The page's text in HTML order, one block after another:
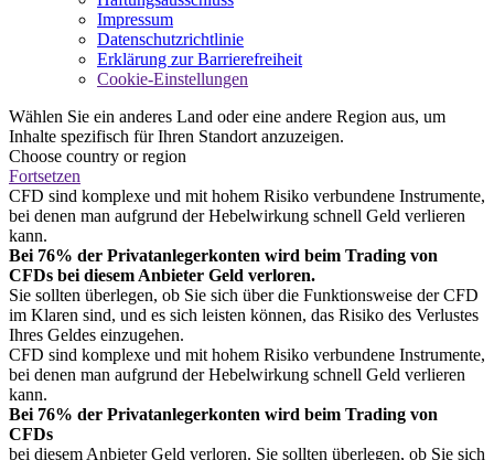
Impressum
Datenschutzrichtlinie
Erklärung zur Barrierefreiheit
Cookie-Einstellungen
Wählen Sie ein anderes Land oder eine andere Region aus, um
Inhalte spezifisch für Ihren Standort anzuzeigen.
Choose country or region
Fortsetzen
CFD sind komplexe und mit hohem Risiko verbundene Instrumente,
bei denen man aufgrund der Hebelwirkung schnell Geld verlieren
kann.
Bei 76% der Privatanlegerkonten wird beim Trading von
CFDs bei diesem Anbieter Geld verloren.
Sie sollten überlegen, ob Sie sich über die Funktionsweise der CFD
im Klaren sind, und es sich leisten können, das Risiko des Verlustes
Ihres Geldes einzugehen.
CFD sind komplexe und mit hohem Risiko verbundene Instrumente,
bei denen man aufgrund der Hebelwirkung schnell Geld verlieren
kann.
Bei 76% der Privatanlegerkonten wird beim Trading von
CFDs
bei diesem Anbieter Geld verloren. Sie sollten überlegen, ob Sie sich